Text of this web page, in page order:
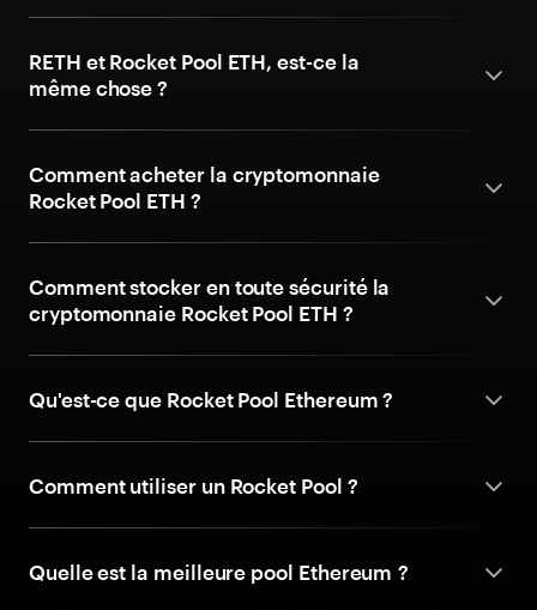
RETH et Rocket Pool ETH, est-ce la
même chose ?
Comment acheter la cryptomonnaie
Rocket Pool ETH ?
Comment stocker en toute sécurité la
cryptomonnaie Rocket Pool ETH ?
Qu'est-ce que Rocket Pool Ethereum ?
Comment utiliser un Rocket Pool ?
Quelle est la meilleure pool Ethereum ?